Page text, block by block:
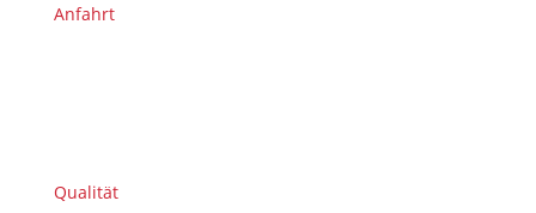
Anfahrt
Qualität